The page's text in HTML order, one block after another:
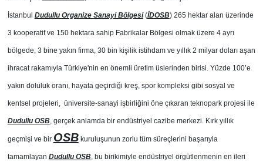
İstanbul Dudullu Organize Sanayi Bölgesi(İDOSB) 265 hektar alan üzerinde
3 kooperatif ve 150 hektara sahip Fabrikalar Bölgesi olmak üzere 4 ayrı
bölgede, 3 bine yakın firma, 30 bin kişilik istihdam ve yıllık 2 milyar doları aşan
ihracat rakamıyla Türkiye'nin en önemli üretim üslerinden birisi. Yüzde 100’e
yakın doluluk oranı, hayata geçirdiği kreş, spor kompleksi gibi sosyal ve
kentsel projeleri, üniversite-sanayi işbirliğini öne çıkaran teknopark projesi ile
Dudullu OSB, gerçek anlamda bir endüstriyel cazibe merkezi. Kırk yıllık
geçmişi ve bir OSBkuruluşunun zorlu tüm süreçlerini başarıyla
tamamlayan Dudullu OSB, bu birikimiyle endüstriyel örgütlenmenin en ileri